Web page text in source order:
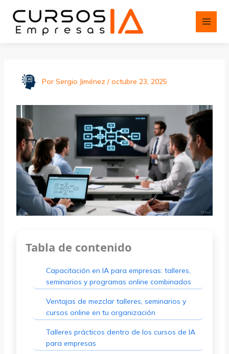
Por Sergio Jiménez /octubre 23, 2025
Tabla de contenido
Capacitación en IA para empresas: talleres,
seminarios y programas online combinados
Ventajas de mezclar talleres, seminarios y
cursos online en tu organización
Talleres prácticos dentro de los cursos de IA
para empresas